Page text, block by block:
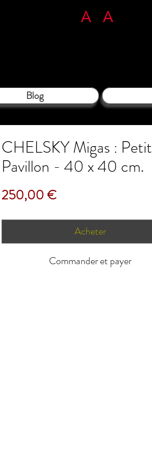
Art A
Blog
CHELSKY Migas : Petit
Pavillon - 40 x 40 cm.
250,00 €Prix
Acheter
Commander et payer